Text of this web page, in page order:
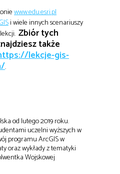
www.edu.esri.pl
i wiele innych scenariuszy
Zbiór tych
także
lekcje-gis-
.
od lutego 2019 roku.
uczelni wyższych w
programu ArcGIS w
oraz wykłady z tematyki
Wojskowej